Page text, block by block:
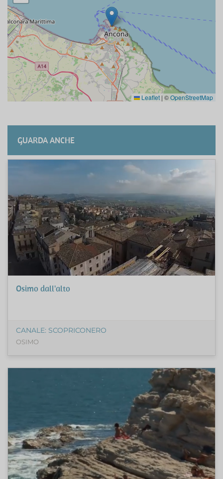
Leaflet | ©OpenStreetMap
GUARDA ANCHE
Osimo dall'alto
CANALE: SCOPRICONERO
OSIMO